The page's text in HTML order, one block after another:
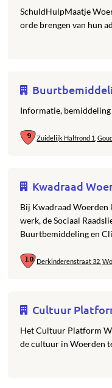
SchuldHulpMaatje
orde brengen van hun
Informatie,
Zuidelijk Halfrond 1,
Kwadraad
Bij Kwadraad
werk, de Sociaal
Buurtbemiddeling en
Derkinderenstraat 32,
Cultuur
Het Cultuur Platform
de cultuur in Woerden